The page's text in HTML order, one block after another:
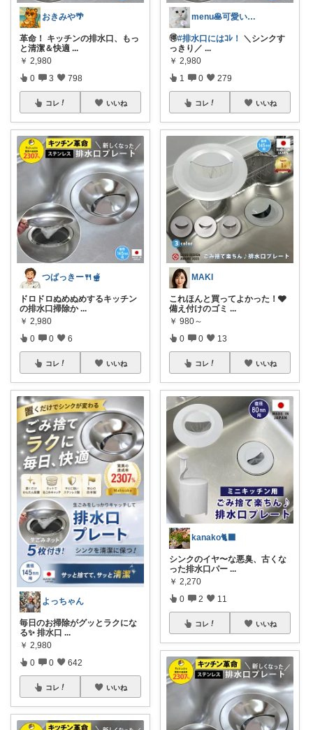
おきみや🌴
革命！ キッチンの排水口、もっ
と清潔＆快適 ...
￥ 2,980
0 3 798
コレ いいね
つばっきー🍴🫕
ドロドロぬめぬめするキッチン
の排水口掃除か ...
￥ 2,980
0 0 6
コレ いいね
よっちゃん
毎日のお掃除がグッとラクにな
る✨ 排水口 ...
￥ 2,980
0 0 642
コレ いいね
menu🥞可愛い🌼美味しい🍴便利☘
🉐#排水口にはｺﾚ！
＼シンクす
っきり／ ...
￥ 2,980
1 0 279
コレ いいね
MAKI
これほんと買ってよかった！🩶
備え付けのゴミ ...
￥ 980～
0 0 13
コレ いいね
kanako🐈‍⬛
シンクのイヤ〜な悪臭、古くな
った排水口パー ...
￥ 2,270
0 2 11
コレ いいね